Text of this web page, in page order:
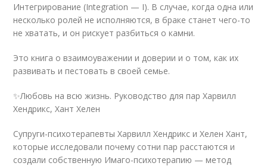
Интегрирование (Integration — I). В случае, когда одна или
несколько ролей не исполняются, в браке станет чего-то
не хватать, и он рискует разбиться о камни.
Это книга о взаимоуважении и доверии и о том, как их
развивать и пестовать в своей семье.
✨Любовь на всю жизнь. Руководство для пар Харвилл
Хендрикс, Хант Хелен
Супруги-психотерапевты Харвилл Хендрикс и Хелен Хант,
которые исследовали почему сотни пар расстаются и
создали собственную Имаго-психотерапию — метод